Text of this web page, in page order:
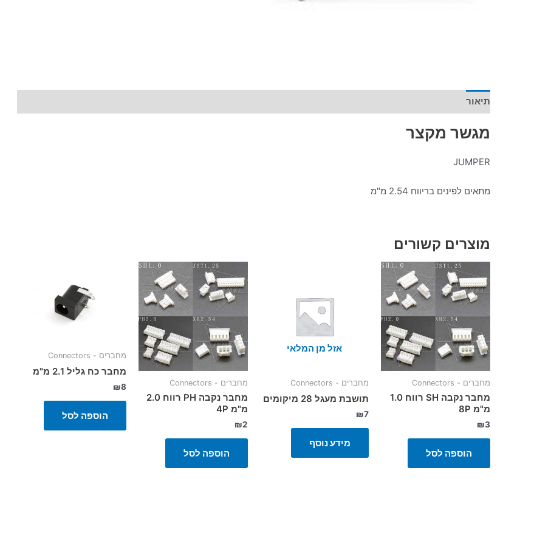
תיאור
מגשר מקצר
JUMPER
מתאים לפינים בריווח 2.54 מ"מ
מוצרים קשורים
מחברים - Connectors
מחבר נקבה SH רווח 1.0
מ"מ 8P
₪3
הוספה לסל
אזל מן המלאי
מחברים - Connectors
תושבת מעגל 28 מיקומים
₪7
מידע נוסף
מחברים - Connectors
מחבר נקבה PH רווח 2.0
מ"מ 4P
₪2
הוספה לסל
מחברים - Connectors
מחבר כח גליל 2.1 מ"מ
₪8
הוספה לסל